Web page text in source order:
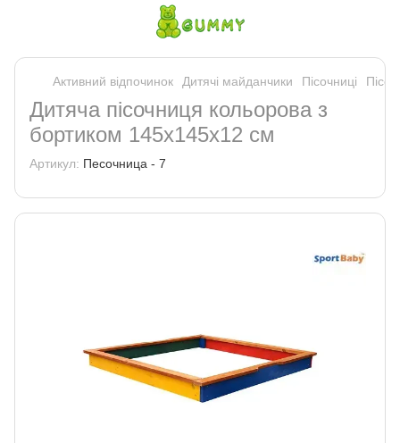
Активний відпочинок Дитячі майданчики Пісочниці
Дитяча пісочниця кольорова з
бортиком 145х145х12 см
Артикул: Песочница - 7